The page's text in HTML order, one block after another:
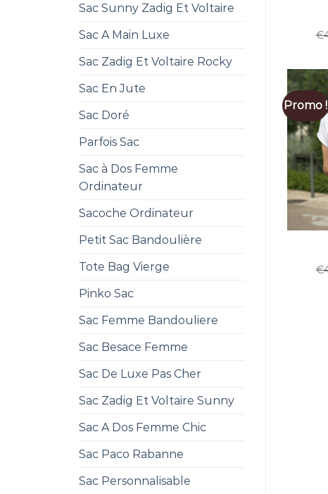
Sac Sunny Zadig Et Voltaire
Sac A Main Luxe
Sac Zadig Et Voltaire Rocky
Sac En Jute
Sac Doré
Parfois Sac
Sac à Dos Femme
Ordinateur
Sacoche Ordinateur
Petit Sac Bandoulière
Tote Bag Vierge
Pinko Sac
Sac Femme Bandouliere
Sac Besace Femme
Sac De Luxe Pas Cher
Sac Zadig Et Voltaire Sunny
Sac A Dos Femme Chic
Sac Paco Rabanne
Sac Personnalisable
€
Promo !
€